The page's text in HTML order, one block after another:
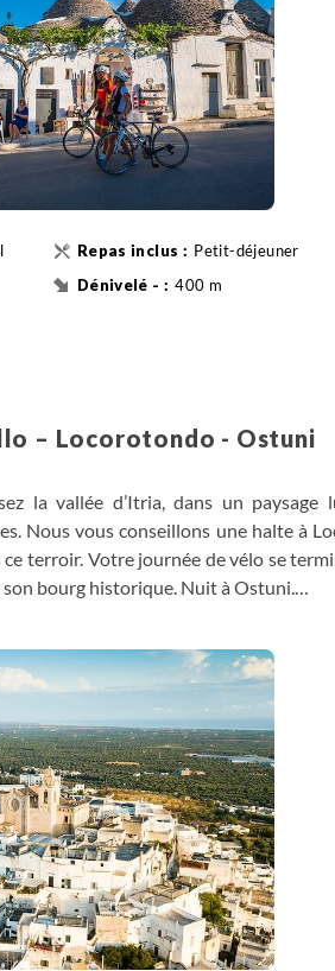
Petit-déjeuner
400 m
– Locorotondo - Ostuni
la vallée d’Itria, dans un paysage
Nous vous conseillons une halte à
terroir. Votre journée de vélo se
bourg historique. Nuit à Ostuni.
km qui passe par Locorotondo et